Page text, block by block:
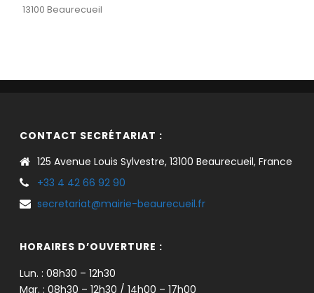
13100 Beaurecueil
CONTACT SECRÉTARIAT :
125 Avenue Louis Sylvestre, 13100 Beaurecueil, France
+33 4 42 66 92 90
secretariat@mairie-beaurecueil.fr
HORAIRES D’OUVERTURE :
Lun. : 08h30 – 12h30
Mar. : 08h30 – 12h30 / 14h00 – 17h00